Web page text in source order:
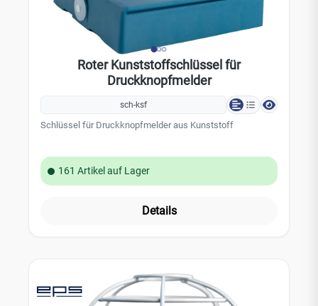
Roter Kunststoffschlüssel für
Druckknopfmelder
sch-ksf
Schlüssel für Druckknopfmelder aus Kunststoff
161 Artikel auf Lager
Details